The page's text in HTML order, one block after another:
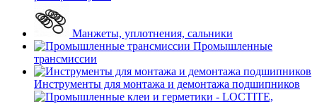
Манжеты, уплотнения, сальники
Промышленные
трансмиссии
Инструменты для монтажа и демонтажа подшипников